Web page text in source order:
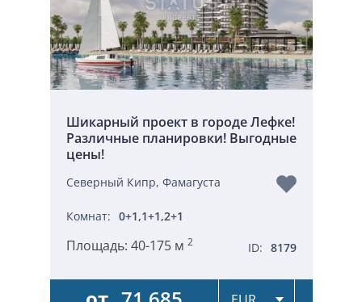
Шикарный проект в городе Лефке!
Различные планировки! Выгодные
цены!
Северный Кипр, Фамагуста
Комнат: 0+1,1+1,2+1
Площадь: 40-175 м 2 ID: 8179